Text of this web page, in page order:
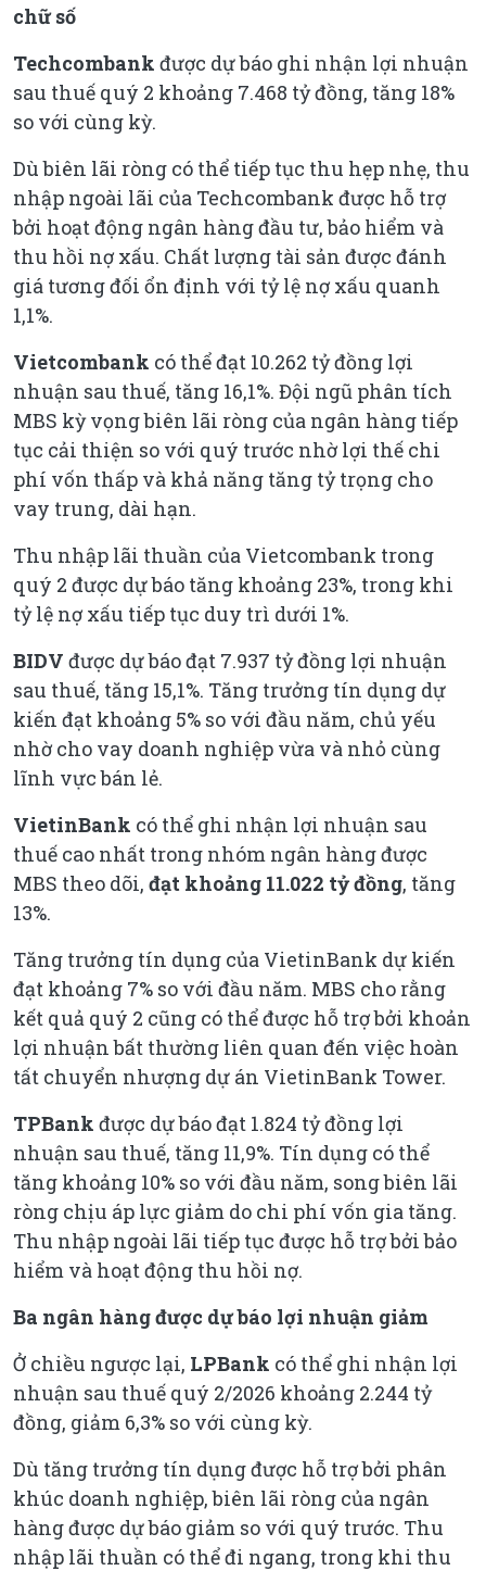
chữ số
Techcombank được dự báo ghi nhận lợi nhuận
sau thuế quý 2 khoảng 7.468 tỷ đồng, tăng 18%
so với cùng kỳ.
Dù biên lãi ròng có thể tiếp tục thu hẹp nhẹ, thu
nhập ngoài lãi của Techcombank được hỗ trợ
bởi hoạt động ngân hàng đầu tư, bảo hiểm và
thu hồi nợ xấu. Chất lượng tài sản được đánh
giá tương đối ổn định với tỷ lệ nợ xấu quanh
1,1%.
Vietcombank có thể đạt 10.262 tỷ đồng lợi
nhuận sau thuế, tăng 16,1%. Đội ngũ phân tích
MBS kỳ vọng biên lãi ròng của ngân hàng tiếp
tục cải thiện so với quý trước nhờ lợi thế chi
phí vốn thấp và khả năng tăng tỷ trọng cho
vay trung, dài hạn.
Thu nhập lãi thuần của Vietcombank trong
quý 2 được dự báo tăng khoảng 23%, trong khi
tỷ lệ nợ xấu tiếp tục duy trì dưới 1%.
BIDV được dự báo đạt 7.937 tỷ đồng lợi nhuận
sau thuế, tăng 15,1%. Tăng trưởng tín dụng dự
kiến đạt khoảng 5% so với đầu năm, chủ yếu
nhờ cho vay doanh nghiệp vừa và nhỏ cùng
lĩnh vực bán lẻ.
VietinBank có thể ghi nhận lợi nhuận sau
thuế cao nhất trong nhóm ngân hàng được
MBS theo dõi, đạt khoảng 11.022 tỷ đồng, tăng
13%.
Tăng trưởng tín dụng của VietinBank dự kiến
đạt khoảng 7% so với đầu năm. MBS cho rằng
kết quả quý 2 cũng có thể được hỗ trợ bởi khoản
lợi nhuận bất thường liên quan đến việc hoàn
tất chuyển nhượng dự án VietinBank Tower.
TPBank được dự báo đạt 1.824 tỷ đồng lợi
nhuận sau thuế, tăng 11,9%. Tín dụng có thể
tăng khoảng 10% so với đầu năm, song biên lãi
ròng chịu áp lực giảm do chi phí vốn gia tăng.
Thu nhập ngoài lãi tiếp tục được hỗ trợ bởi bảo
hiểm và hoạt động thu hồi nợ.
Ba ngân hàng được dự báo lợi nhuận giảm
Ở chiều ngược lại, LPBank có thể ghi nhận lợi
nhuận sau thuế quý 2/2026 khoảng 2.244 tỷ
đồng, giảm 6,3% so với cùng kỳ.
Dù tăng trưởng tín dụng được hỗ trợ bởi phân
khúc doanh nghiệp, biên lãi ròng của ngân
hàng được dự báo giảm so với quý trước. Thu
nhập lãi thuần có thể đi ngang, trong khi thu